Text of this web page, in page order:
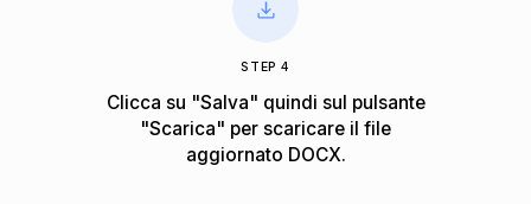
STEP 4
Clicca su "Salva" quindi sul pulsante
"Scarica" per scaricare il file
aggiornato DOCX.